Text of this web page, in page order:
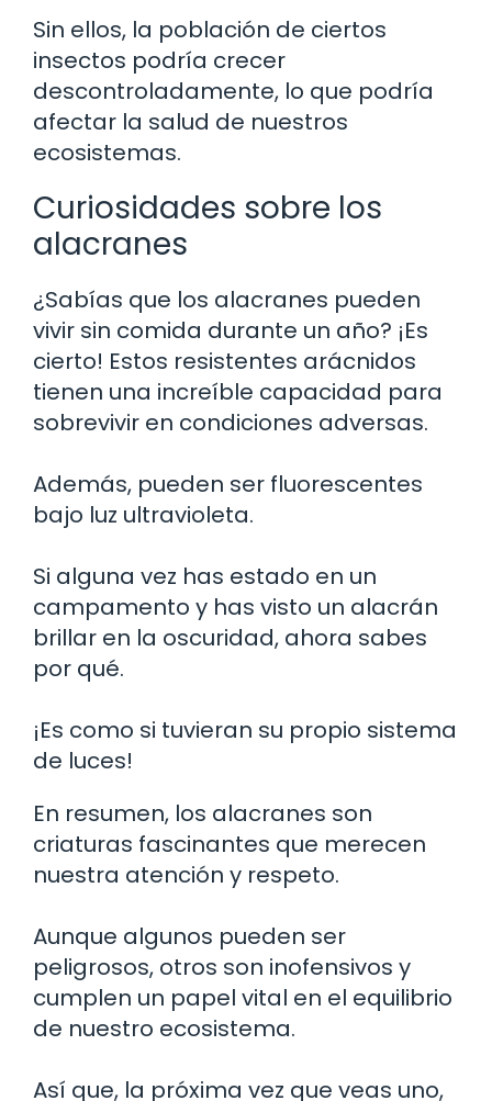
Sin ellos, la población de ciertos
insectos podría crecer
descontroladamente, lo que podría
afectar la salud de nuestros
ecosistemas.
Curiosidades sobre los
alacranes
¿Sabías que los alacranes pueden
vivir sin comida durante un año? ¡Es
cierto! Estos resistentes arácnidos
tienen una increíble capacidad para
sobrevivir en condiciones adversas.
Además, pueden ser fluorescentes
bajo luz ultravioleta.
Si alguna vez has estado en un
campamento y has visto un alacrán
brillar en la oscuridad, ahora sabes
por qué.
¡Es como si tuvieran su propio sistema
de luces!
En resumen, los alacranes son
criaturas fascinantes que merecen
nuestra atención y respeto.
Aunque algunos pueden ser
peligrosos, otros son inofensivos y
cumplen un papel vital en el equilibrio
de nuestro ecosistema.
Así que, la próxima vez que veas uno,